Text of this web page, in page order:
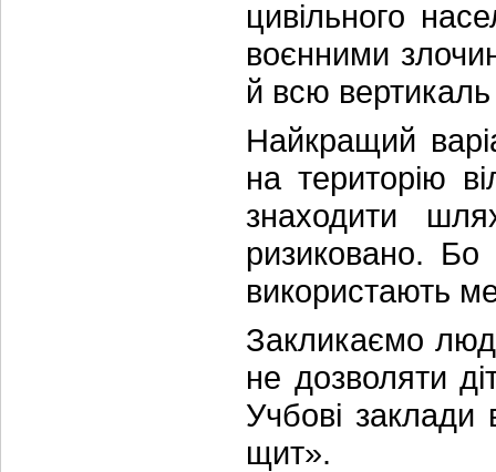
цивільного
воєнними
й всю вертикаль
Найкращий
на територію
знаходити
ризиковано. Бо
використають
Закликаємо
не дозволяти
Учбові
щит».